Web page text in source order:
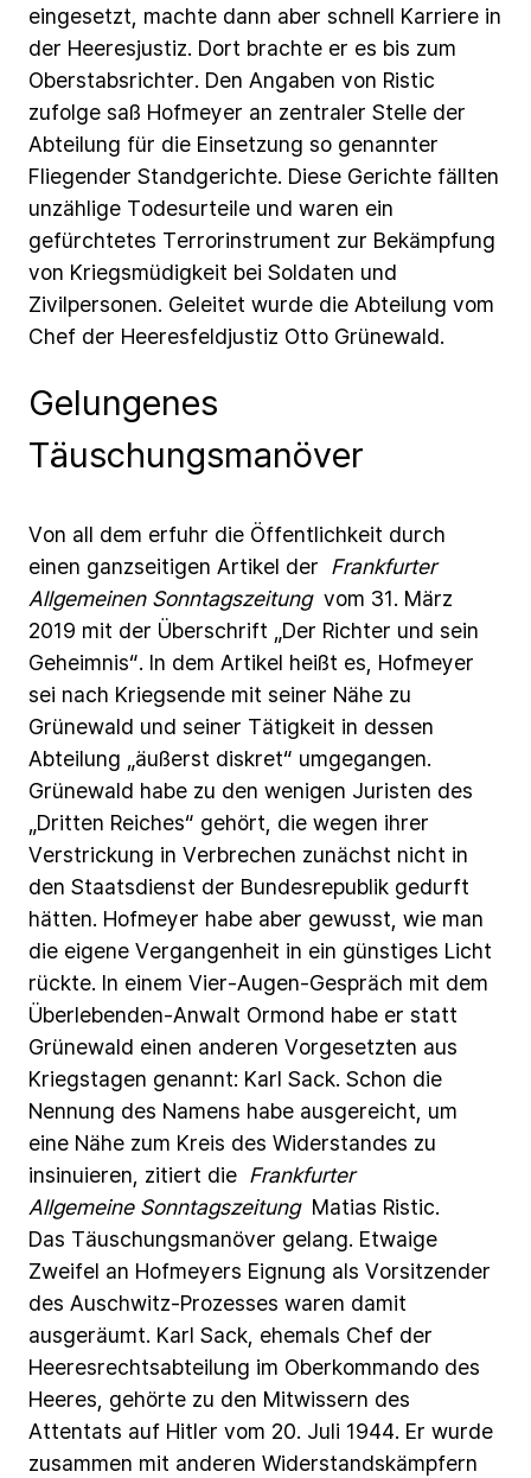
eingesetzt, machte dann aber schnell Karriere in
der Heeresjustiz. Dort brachte er es bis zum
Oberstabsrichter. Den Angaben von Ristic
zufolge saß Hofmeyer an zentraler Stelle der
Abteilung für die Einsetzung so genannter
Fliegender Standgerichte. Diese Gerichte fällten
unzählige Todesurteile und waren ein
gefürchtetes Terrorinstrument zur Bekämpfung
von Kriegsmüdigkeit bei Soldaten und
Zivilpersonen. Geleitet wurde die Abteilung vom
Chef der Heeresfeldjustiz Otto Grünewald.
Gelungenes
Täuschungsmanöver
Von all dem erfuhr die Öffentlichkeit durch
einen ganzseitigen Artikel der Frankfurter
Allgemeinen Sonntagszeitung vom 31. März
2019 mit der Überschrift „Der Richter und sein
Geheimnis“. In dem Artikel heißt es, Hofmeyer
sei nach Kriegsende mit seiner Nähe zu
Grünewald und seiner Tätigkeit in dessen
Abteilung „äußerst diskret“ umgegangen.
Grünewald habe zu den wenigen Juristen des
„Dritten Reiches“ gehört, die wegen ihrer
Verstrickung in Verbrechen zunächst nicht in
den Staatsdienst der Bundesrepublik gedurft
hätten. Hofmeyer habe aber gewusst, wie man
die eigene Vergangenheit in ein günstiges Licht
rückte. In einem Vier-Augen-Gespräch mit dem
Überlebenden-Anwalt Ormond habe er statt
Grünewald einen anderen Vorgesetzten aus
Kriegstagen genannt: Karl Sack. Schon die
Nennung des Namens habe ausgereicht, um
eine Nähe zum Kreis des Widerstandes zu
insinuieren, zitiert die Frankfurter
Allgemeine Sonntagszeitung Matias Ristic.
Das Täuschungsmanöver gelang. Etwaige
Zweifel an Hofmeyers Eignung als Vorsitzender
des Auschwitz-Prozesses waren damit
ausgeräumt. Karl Sack, ehemals Chef der
Heeresrechtsabteilung im Oberkommando des
Heeres, gehörte zu den Mitwissern des
Attentats auf Hitler vom 20. Juli 1944. Er wurde
zusammen mit anderen Widerstandskämpfern